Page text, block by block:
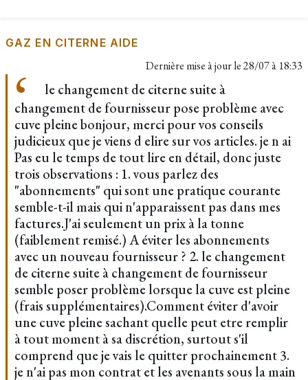
GAZ EN CITERNE AIDE
Dernière mise à jour le28/07 à 18:33
le changement de citerne suite à
changement de fournisseur pose problème avec
cuve pleine bonjour, merci pour vos conseils
judicieux que je viens d elire sur vos articles. je n ai
Pas eu le temps de tout lire en détail, donc juste
trois observations : 1. vous parlez des
"abonnements" qui sont une pratique courante
semble-t-il mais qui n'apparaissent pas dans mes
factures.J'ai seulement un prix à la tonne
(faiblement remisé.) A éviter les abonnements
avec un nouveau fournisseur ? 2. le changement
de citerne suite à changement de fournisseur
semble poser problème lorsque la cuve est pleine
(frais supplémentaires).Comment éviter d'avoir
une cuve pleine sachant quelle peut etre remplir
à tout moment à sa discrétion, surtout s'il
comprend que je vais le quitter prochainement 3.
je n'ai pas mon contrat et les avenants sous la main